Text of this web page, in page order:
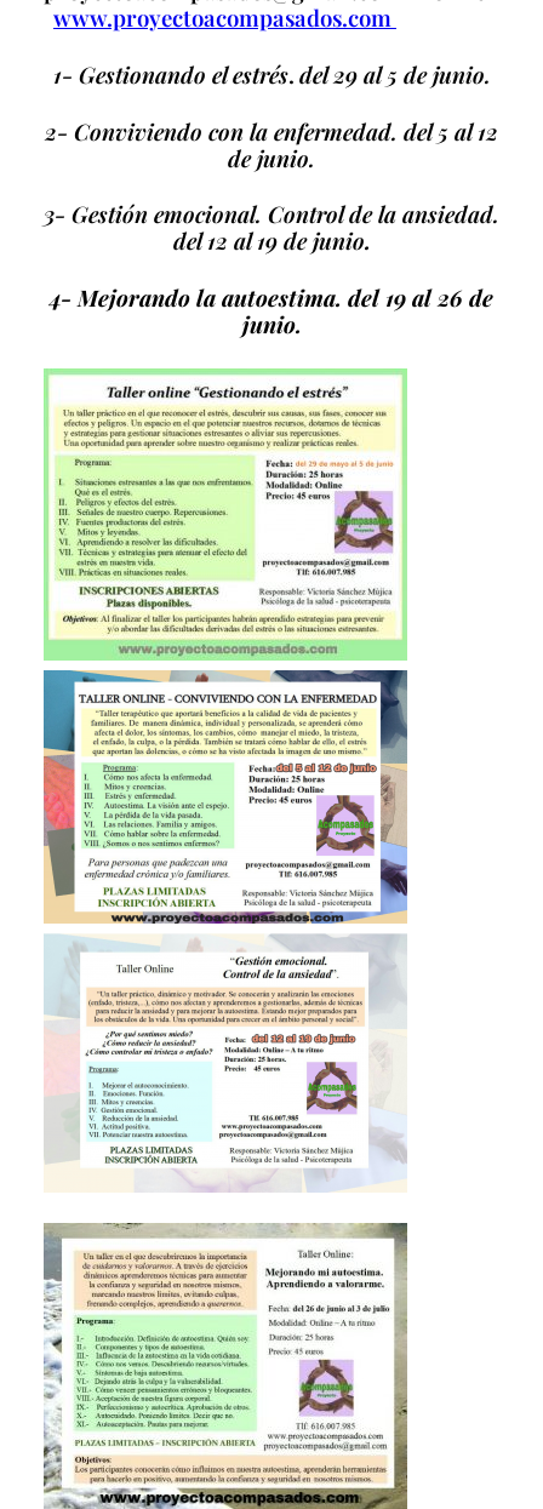
www.proyectoacompasados.com
1- Gestionando el estrés. del 29 al 5 de junio.
2- Conviviendo con la enfermedad. del 5 al 12
de junio.
3- Gestión emocional. Control de la ansiedad.
del 12 al 19 de junio.
4- Mejorando la autoestima. del 19 al 26 de
junio.